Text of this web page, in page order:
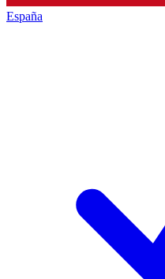
España